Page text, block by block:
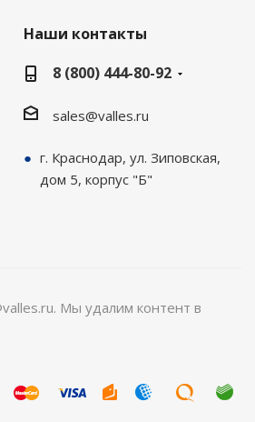
Наши контакты
8 (800) 444-80-92
sales@valles.ru
г. Краснодар, ул. Зиповская,
дом 5, корпус "Б"
Мы удалим контент в